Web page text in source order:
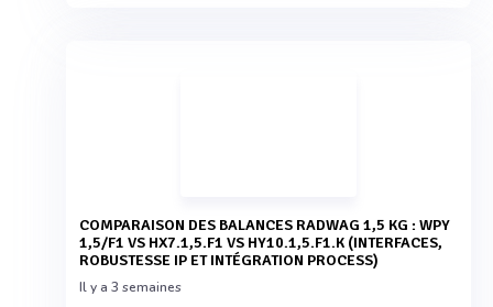
COMPARAISON DES BALANCES RADWAG 1,5 KG : WPY
1,5/F1 VS HX7.1,5.F1 VS HY10.1,5.F1.K (INTERFACES,
ROBUSTESSE IP ET INTÉGRATION PROCESS)
Il y a 3 semaines